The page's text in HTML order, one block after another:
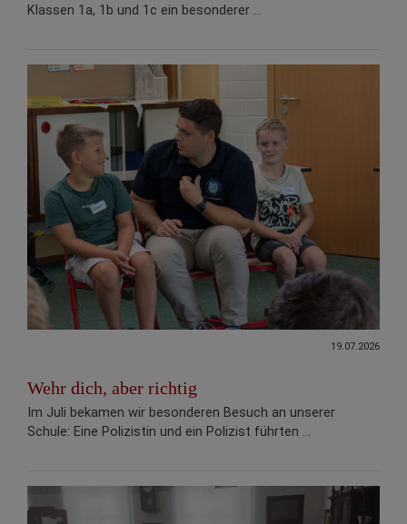
Klassen 1a, 1b und 1c ein besonderer ...
19.07.2026
Wehr dich, aber richtig
Im Juli bekamen wir besonderen Besuch an unserer
Schule: Eine Polizistin und ein Polizist führten ...